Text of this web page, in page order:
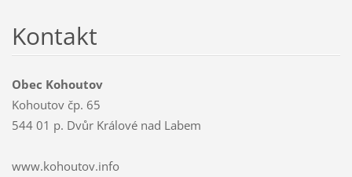
Kontakt
Obec Kohoutov
Kohoutov čp. 65
544 01 p. Dvůr Králové nad Labem
www.kohoutov.info